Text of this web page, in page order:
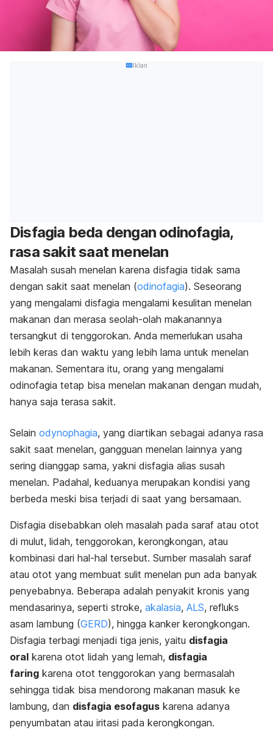
Iklan
Disfagia beda dengan odinofagia,
rasa sakit saat menelan
Masalah susah menelan karena disfagia tidak sama
dengan sakit saat menelan (odinofagia). Seseorang
yang mengalami disfagia mengalami kesulitan menelan
makanan dan merasa seolah-olah makanannya
tersangkut di tenggorokan. Anda memerlukan usaha
lebih keras dan waktu yang lebih lama untuk menelan
makanan. Sementara itu, orang yang mengalami
odinofagia tetap bisa menelan makanan dengan mudah,
hanya saja terasa sakit.
Selain odynophagia, yang diartikan sebagai adanya rasa
sakit saat menelan, gangguan menelan lainnya yang
sering dianggap sama, yakni disfagia alias susah
menelan. Padahal, keduanya merupakan kondisi yang
berbeda meski bisa terjadi di saat yang bersamaan.
Disfagia disebabkan oleh masalah pada saraf atau otot
di mulut, lidah, tenggorokan, kerongkongan, atau
kombinasi dari hal-hal tersebut. Sumber masalah saraf
atau otot yang membuat sulit menelan pun ada banyak
penyebabnya. Beberapa adalah penyakit kronis yang
mendasarinya, seperti stroke, akalasia, ALS, refluks
asam lambung (GERD), hingga kanker kerongkongan.
Disfagia terbagi menjadi tiga jenis, yaitu disfagia
oral karena otot lidah yang lemah, disfagia
faring karena otot tenggorokan yang bermasalah
sehingga tidak bisa mendorong makanan masuk ke
lambung, dan disfagia esofagus karena adanya
penyumbatan atau iritasi pada kerongkongan.